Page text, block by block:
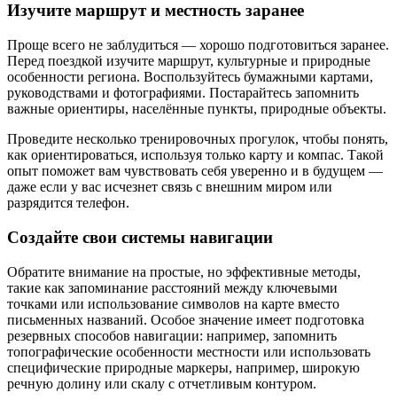
Изучите маршрут и местность заранее
Проще всего не заблудиться — хорошо подготовиться заранее.
Перед поездкой изучите маршрут, культурные и природные
особенности региона. Воспользуйтесь бумажными картами,
руководствами и фотографиями. Постарайтесь запомнить
важные ориентиры, населённые пункты, природные объекты.
Проведите несколько тренировочных прогулок, чтобы понять,
как ориентироваться, используя только карту и компас. Такой
опыт поможет вам чувствовать себя уверенно и в будущем —
даже если у вас исчезнет связь с внешним миром или
разрядится телефон.
Создайте свои системы навигации
Обратите внимание на простые, но эффективные методы,
такие как запоминание расстояний между ключевыми
точками или использование символов на карте вместо
письменных названий. Особое значение имеет подготовка
резервных способов навигации: например, запомнить
топографические особенности местности или использовать
специфические природные маркеры, например, широкую
речную долину или скалу с отчетливым контуром.